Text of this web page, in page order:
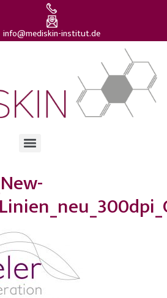
info@mediskin-institut.de